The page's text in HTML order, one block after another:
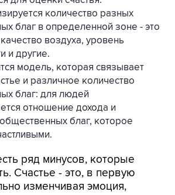
количество разных
благ в определенной зоне - это
воздуха, уровень
и другие.
модель, которая связывает
и различное количество
благ: для людей
отношение дохода и
благ, которое
ряд минусов, которые
Счастье - это, в первую
изменчивая эмоция,